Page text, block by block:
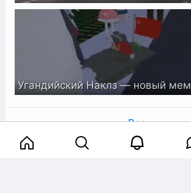
Угандийский Наклз — новый мем
Все